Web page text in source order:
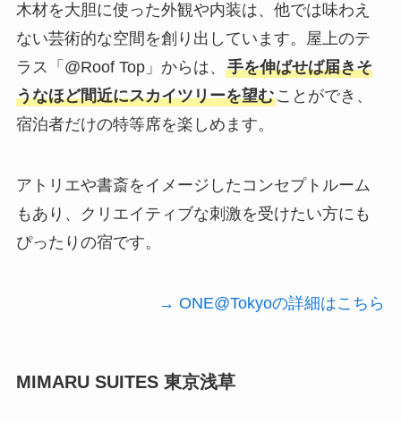
木材を大胆に使った外観や内装は、他では味わえ
ない芸術的な空間を創り出しています。屋上のテ
ラス「@Roof Top」からは、 手を伸ばせば届きそ
うなほど間近にスカイツリーを望むことができ、
宿泊者だけの特等席を楽しめます。
アトリエや書斎をイメージしたコンセプトルーム
もあり、クリエイティブな刺激を受けたい方にも
ぴったりの宿です。
→ ONE@Tokyoの詳細はこちら
MIMARU SUITES 東京浅草